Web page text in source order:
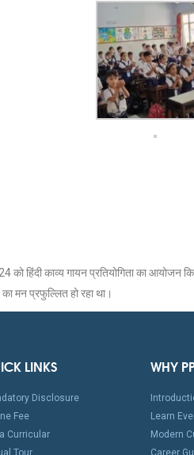
हिंदी काव्य गायन प्रतियोगिता का आयोजन
मन प्रफुल्लित हो रहा था।
LINKS
Disclosure
Fee
Curricular
Tour
WHY
Learn
Modern
Career